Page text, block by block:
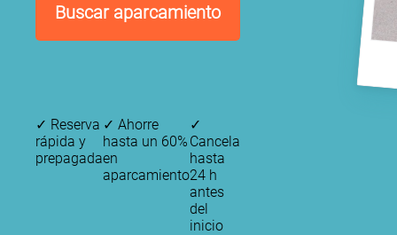
Buscar aparcamiento
✓ Reserva
rápida y
prepagada
✓ Ahorre
hasta un 60%
en
aparcamiento
✓
Cancela
hasta
24 h
antes
del
inicio